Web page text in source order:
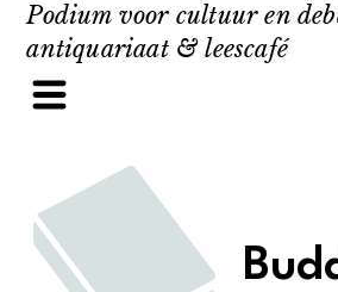
Podium voor cultuur en
antiquariaat & leescafé